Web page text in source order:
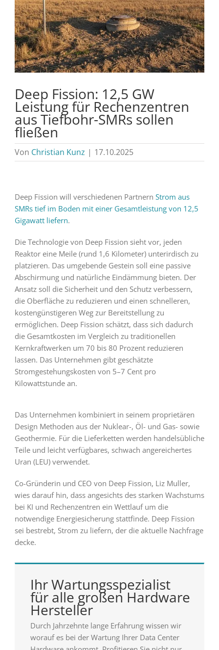
Deep Fission: 12,5 GW
Leistung für Rechenzentren
aus Tiefbohr-SMRs sollen
fließen
Von Christian Kunz | 17.10.2025
Deep Fission will verschiedenen Partnern Strom aus
SMRs tief im Boden mit einer Gesamtleistung von 12,5
Gigawatt liefern.
Die Technologie von Deep Fission sieht vor, jeden
Reaktor eine Meile (rund 1,6 Kilometer) unterirdisch zu
platzieren. Das umgebende Gestein soll eine passive
Abschirmung und natürliche Eindämmung bieten. Der
Ansatz soll die Sicherheit und den Schutz verbessern,
die Oberfläche zu reduzieren und einen schnelleren,
kostengünstigeren Weg zur Bereitstellung zu
ermöglichen. Deep Fission schätzt, dass sich dadurch
die Gesamtkosten im Vergleich zu traditionellen
Kernkraftwerken um 70 bis 80 Prozent reduzieren
lassen. Das Unternehmen gibt geschätzte
Stromgestehungskosten von 5–7 Cent pro
Kilowattstunde an.
Das Unternehmen kombiniert in seinem proprietären
Design Methoden aus der Nuklear-, Öl- und Gas- sowie
Geothermie. Für die Lieferketten werden handelsübliche
Teile und leicht verfügbares, schwach angereichertes
Uran (LEU) verwendet.
Co-Gründerin und CEO von Deep Fission, Liz Muller,
wies darauf hin, dass angesichts des starken Wachstums
bei KI und Rechenzentren ein Wettlauf um die
notwendige Energiesicherung stattfinde. Deep Fission
sei bestrebt, Strom zu liefern, der die aktuelle Nachfrage
decke.
Ihr Wartungsspezialist
für alle großen Hardware
Hersteller
Durch Jahrzehnte lange Erfahrung wissen wir
worauf es bei der Wartung Ihrer Data Center